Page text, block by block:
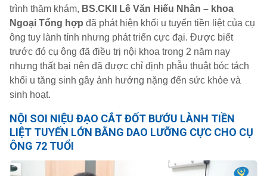
trình thăm khám, BS.CKII Lê Văn Hiếu Nhân – khoa
Ngoại Tổng hợp đã phát hiện khối u tuyến tiền liệt của cụ
ông tuy lành tính nhưng phát triển cực đại. Được biết
trước đó cụ ông đã điều trị nội khoa trong 2 năm nay
nhưng thất bại nên đã được chỉ định phẫu thuật bóc tách
khối u tăng sinh gây ảnh hưởng nặng đến sức khỏe và
sinh hoạt.
NỘI SOI NIỆU ĐẠO CẮT ĐỐT BƯỚU LÀNH TIỀN
LIỆT TUYẾN LỚN BẰNG DAO LƯỠNG CỰC CHO CỤ
ÔNG 72 TUỔI